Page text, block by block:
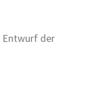
Entwurf der